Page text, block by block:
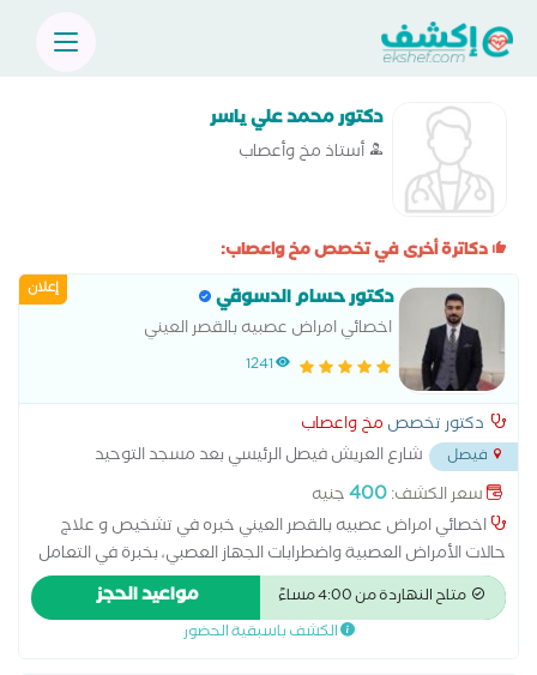
دكتور محمد علي ياسر
أستاذ مخ وأعصاب
دكاترة أخرى في تخصص مخ واعصاب:
إعلان دكتور حسام الدسوقي
اخصائي امراض عصبيه بالقصر العيني
1241
دكتور تخصص مخ واعصاب
فيصل
شارع العريش فيصل الرئيسي بعد مسجد التوحيد
أمام مول الثريا...
سعر الكشف:400جنيه
اخصائي امراض عصبيه بالقصر العيني خبره في تشخيص و علاج
حالات الأمراض العصبية واضطرابات الجهاز العصبي، بخبرة في التعامل
مع حالات الصداع المزمن، الدوخة، التنميل، التهاب وآلام الأعصاب،
التشنجات و الصرع واضطرابات النوم.و ضعف الذاكره و الزهايمر
متاح النهاردة من 4:00 مساءً مواعيد الحجز
الكشف باسبقية الحضور